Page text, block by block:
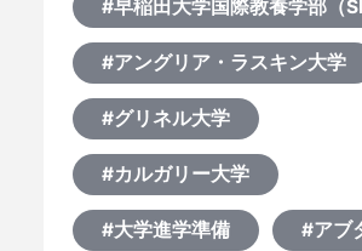
#早稲田大学国際教養学部（
#アングリア・ラスキン大学
#グリネル大学
#カルガリー大学
#大学進学準備 #アブ